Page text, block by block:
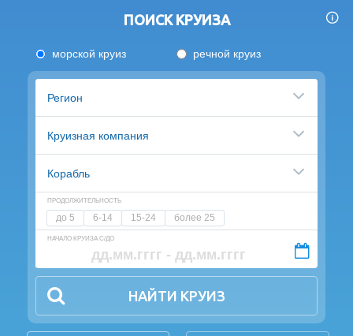
ПОИСК КРУИЗА
морской круиз речной круиз
Регион
Круизная компания
Корабль
ПРОДОЛЖИТЕЛЬНОСТЬ
до 5 6-14 15-24 более 25
НАЧАЛО КРУИЗА С/ДО
НАЙТИ КРУИЗ